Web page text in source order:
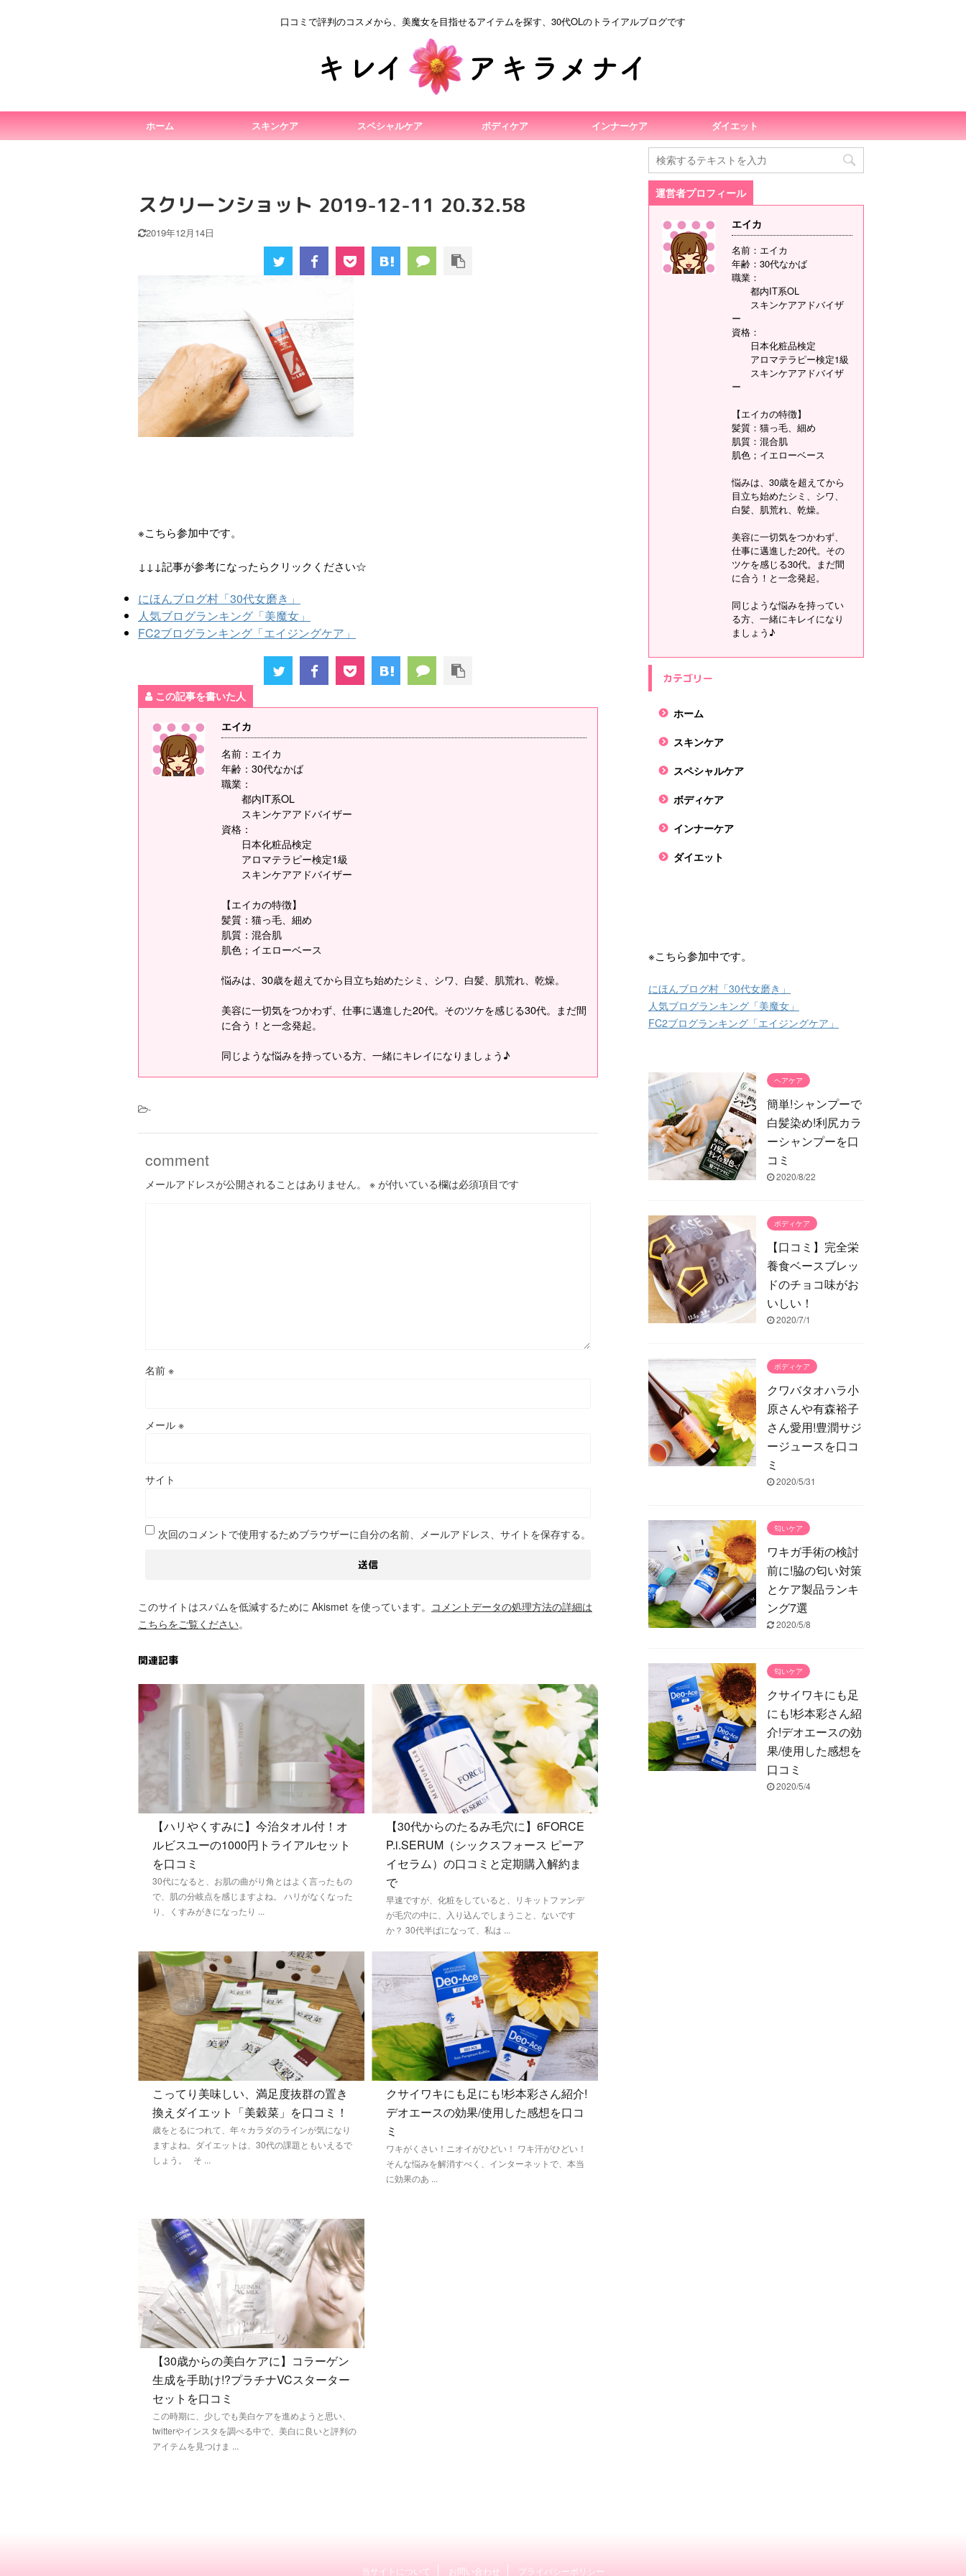
口コミで評判のコスメから、美魔女を目指せるアイテムを探す、30代OLのトライアルブログです
ホーム スキンケア スペシャルケア ボディケア インナーケア ダイエット
スクリーンショット 2019-12-11 20.32.58
2019年12月14日
※こちら参加中です。
↓↓↓記事が参考になったらクリックください☆
にほんブログ村「30代女磨き」
人気ブログランキング「美魔女」
FC2ブログランキング「エイジングケア」
この記事を書いた人
エイカ
名前：エイカ
年齢：30代なかば
職業：
都内IT系OL
スキンケアアドバイザー
資格：
日本化粧品検定
アロマテラピー検定1級
スキンケアアドバイザー
【エイカの特徴】
髪質：猫っ毛、細め
肌質：混合肌
肌色；イエローベース
悩みは、30歳を超えてから目立ち始めたシミ、シワ、白髪、肌荒れ、乾燥。
美容に一切気をつかわず、仕事に邁進した20代。そのツケを感じる30代。まだ間
に合う！と一念発起。
同じような悩みを持っている方、一緒にキレイになりましょう♪
-
comment
メールアドレスが公開されることはありません。 ※ が付いている欄は必須項目です
名前 ※
メール ※
サイト
次回のコメントで使用するためブラウザーに自分の名前、メールアドレス、サイトを保存する。
このサイトはスパムを低減するために Akismet を使っています。 コメントデータの処理方法の詳細は
こちらをご覧ください。
関連記事
【ハリやくすみに】今治タオル付！オ
ルビスユーの1000円トライアルセット
を口コミ
30代になると、お肌の曲がり角とはよく言ったもの
で、肌の分岐点を感じますよね。 ハリがなくなった
り、くすみがきになったり ...
【30代からのたるみ毛穴に】6FORCE
P.i.SERUM（シックスフォース ピーア
イセラム）の口コミと定期購入解約ま
で
早速ですが、化粧をしていると、リキットファンデ
が毛穴の中に、入り込んでしまうこと、ないです
か？ 30代半ばになって、私は ...
こってり美味しい、満足度抜群の置き
換えダイエット「美穀菜」を口コミ！
歳をとるにつれて、年々カラダのラインが気になり
ますよね。ダイエットは、30代の課題ともいえるで
しょう。 そ ...
クサイワキにも足にも!杉本彩さん紹介!
デオエースの効果/使用した感想を口コ
ミ
ワキがくさい！ニオイがひどい！ ワキ汗がひどい！
そんな悩みを解消すべく、インターネットで、本当
に効果のあ ...
【30歳からの美白ケアに】コラーゲン
生成を手助け!?プラチナVCスターター
セットを口コミ
この時期に、少しでも美白ケアを進めようと思い、
twitterやインスタを調べる中で、美白に良いと評判の
アイテムを見つけま ...
運営者プロフィール
エイカ
名前：エイカ
年齢：30代なかば
職業：
都内IT系OL
スキンケアアドバイザ
ー
資格：
日本化粧品検定
アロマテラピー検定1級
スキンケアアドバイザ
ー
【エイカの特徴】
髪質：猫っ毛、細め
肌質：混合肌
肌色；イエローベース
悩みは、30歳を超えてから
目立ち始めたシミ、シワ、
白髪、肌荒れ、乾燥。
美容に一切気をつかわず、
仕事に邁進した20代。その
ツケを感じる30代。まだ間
に合う！と一念発起。
同じような悩みを持ってい
る方、一緒にキレイになり
ましょう♪
カテゴリー
ホーム
スキンケア
スペシャルケア
ボディケア
インナーケア
ダイエット
※こちら参加中です。
にほんブログ村「30代女磨き」
人気ブログランキング「美魔女」
FC2ブログランキング「エイジングケア」
ヘアケア
簡単!シャンプーで
白髪染め!利尻カラ
ーシャンプーを口
コミ
2020/8/22
ボディケア
【口コミ】完全栄
養食ベースブレッ
ドのチョコ味がお
いしい！
2020/7/1
ボディケア
クワバタオハラ小
原さんや有森裕子
さん愛用!豊潤サジ
ージュースを口コ
ミ
2020/5/31
匂いケア
ワキガ手術の検討
前に!脇の匂い対策
とケア製品ランキ
ング7選
2020/5/8
匂いケア
クサイワキにも足
にも!杉本彩さん紹
介!デオエースの効
果/使用した感想を
口コミ
2020/5/4
当サイトについて お問い合わせ プライバシーポリシー